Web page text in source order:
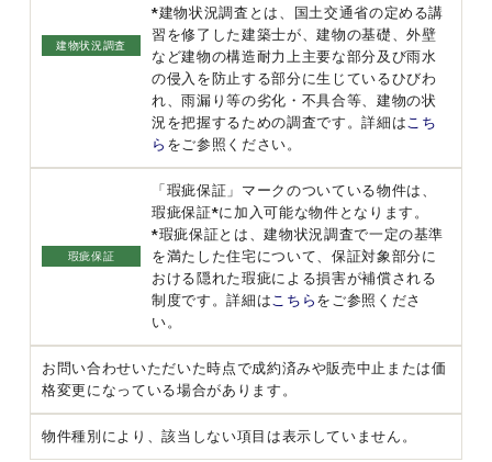
建物状況調査
*建物状況調査とは、国土交通省の定める講
習を修了した建築士が、建物の基礎、外壁
など建物の構造耐力上主要な部分及び雨水
の侵入を防止する部分に生じているひびわ
れ、雨漏り等の劣化・不具合等、建物の状
況を把握するための調査です。詳細は こち
ら をご参照ください。
瑕疵保証
「瑕疵保証」マークのついている物件は、
瑕疵保証*に加入可能な物件となります。
*瑕疵保証とは、建物状況調査で一定の基準
を満たした住宅について、保証対象部分に
おける隠れた瑕疵による損害が補償される
制度です。詳細は こちら をご参照くださ
い。
お問い合わせいただいた時点で成約済みや販売中止または価
格変更になっている場合があります。
物件種別により、該当しない項目は表示していません。